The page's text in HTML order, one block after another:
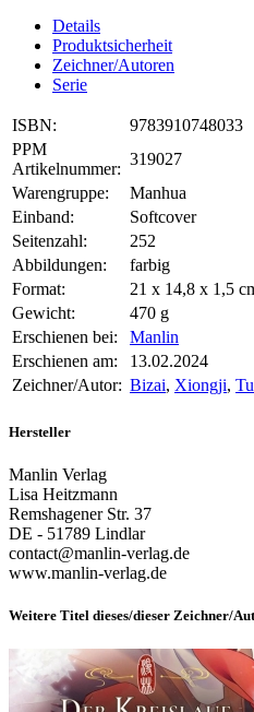
Details
Produktsicherheit
Zeichner/Autoren
Serie
ISBN:
9783910748033
PPM
Artikelnummer:
319027
Warengruppe:
Manhua
Einband:
Softcover
Seitenzahl:
252
Abbildungen:
farbig
Format:
21 x 14,8 x 1,5
Gewicht:
470 g
Erschienen bei:
Manlin
Erschienen am:
13.02.2024
Zeichner/Autor: Bizai, Xiongji,
Hersteller
Manlin Verlag
Lisa Heitzmann
Remshagener Str. 37
DE - 51789 Lindlar
contact@manlin-verlag.de
www.manlin-verlag.de
Weitere Titel dieses/dieser Zeichner/